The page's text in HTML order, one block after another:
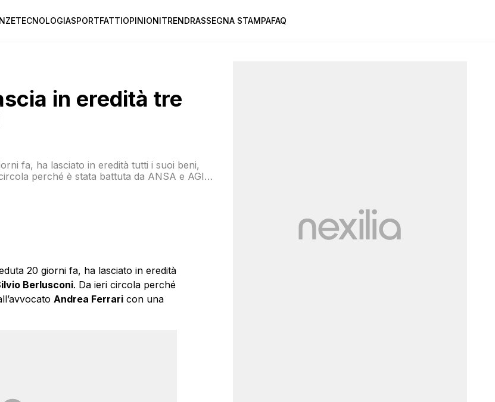
TECNOLOGIASPORTFATTIOPINIONITRENDRASSEGNA STAMPAFAQ
in eredità tre
fa, ha lasciato in eredità tutti i suoi beni,
perché è stata battuta da ANSA e AGI
20 giorni fa, ha lasciato in eredità
Berlusconi. Da ieri circola perché
Andrea Ferraricon una